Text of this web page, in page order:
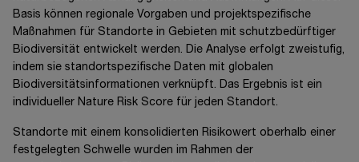
Basis können regionale Vorgaben und projektspezifische
Maßnahmen für Standorte in Gebieten mit schutzbedürftiger
Biodiversität entwickelt werden. Die Analyse erfolgt zweistufig,
indem sie standortspezifische Daten mit globalen
Biodiversitätsinformationen verknüpft. Das Ergebnis ist ein
individueller Nature Risk Score für jeden Standort.
Standorte mit einem konsolidierten Risikowert oberhalb einer
festgelegten Schwelle wurden im Rahmen der